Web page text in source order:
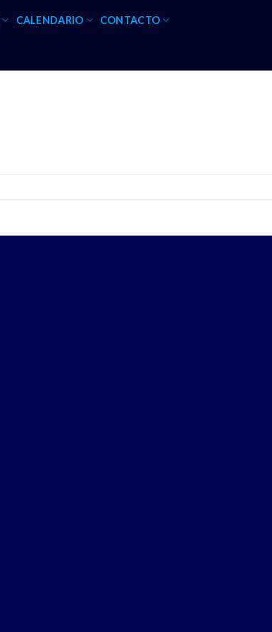
CALENDARIO CONTACTO